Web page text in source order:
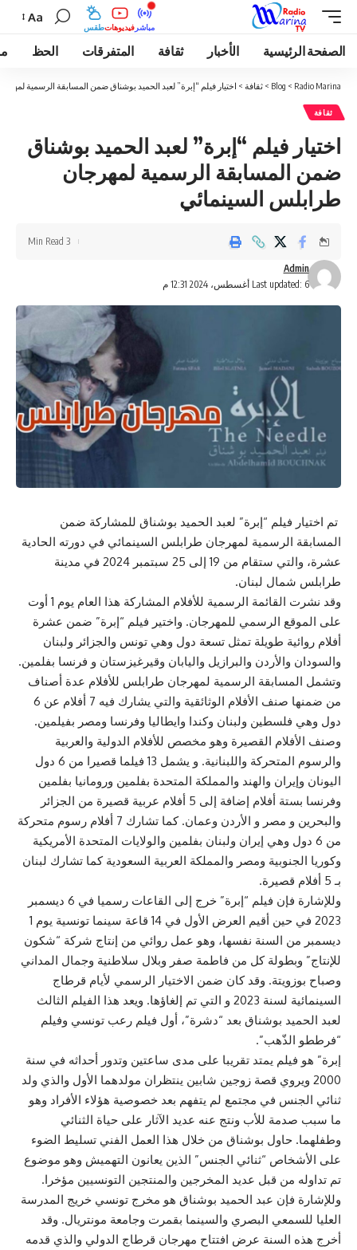
طقسفيديوهات مباشر
Aa
الصفحة الرئيسية الأخبار ثقافة المتفرقات الحظ
Radio Marina
>
Blog
> ثقافة > اختيار فيلم “إبرة” لعبد الحميد بوشناق ضمن المسابقة الرسمية
ثقافة
اختيار فيلم “إبرة” لعبد الحميد بوشناق
ضمن المسابقة الرسمية لمهرجان
طرابلس السينمائي
Last updated: 6 أغسطس، 2024 12:31 م
Admin
3 Min Read
تم اختيار فيلم “إبرة” لعبد الحميد بوشناق للمشاركة ضمن
المسابقة الرسمية لمهرجان طرابلس السينمائي في دورته الحادية
عشرة، والتي ستقام من 19 إلى 25 سبتمبر 2024 في مدينة
طرابلس شمال لبنان.
وقد نشرت القائمة الرسمية للأفلام المشاركة هذا العام يوم 1 أوت
على الموقع الرسمي للمهرجان. واختير فيلم “إبرة” ضمن عشرة
أفلام روائية طويلة تمثل تسعة دول وهي تونس والجزائر ولبنان
والسودان والأردن والبرازيل واليابان وقيرغيزستان و فرنسا بفلمين.
وتشمل المسابقة الرسمية لمهرجان طرابلس للأفلام عدة أصناف
من ضمنها صنف الأفلام الوثائقية والتي يشارك فيه 7 أفلام عن 6
دول وهي فلسطين ولبنان وكندا وايطاليا وفرنسا ومصر بفيلمين.
وصنف الأفلام القصيرة وهو مخصص للأفلام الدولية والعربية
والرسوم المتحركة واللبنانية. و يشمل 13 فيلما قصيرا من 6 دول
اليونان وإيران والهند والمملكة المتحدة بفلمين ورومانيا بفلمين
وفرنسا بستة أفلام إضافة إلى 5 أفلام عربية قصيرة من الجزائر
والبحرين و مصر و الأردن وعمان. كما تشارك 7 أفلام رسوم متحركة
من 6 دول وهي إيران ولبنان بفلمين والولايات المتحدة الأمريكية
وكوريا الجنوبية ومصر والمملكة العربية السعودية كما تشارك لبنان
بـ 5 أفلام قصيرة.
وللإشارة فإن فيلم “إبرة” خرج إلى القاعات رسميا في 6 ديسمبر
2023 في حين أقيم العرض الأول في 14 قاعة سينما تونسية يوم 1
ديسمبر من السنة نفسها، وهو عمل روائي من إنتاج شركة “شكون
للإنتاج” وبطولة كل من فاطمة صفر وبلال سلاطنية وجمال المداني
وصباح بوزويتة. وقد كان ضمن الاختيار الرسمي لأيام قرطاج
السينمائية لسنة 2023 و التي تم إلغاؤها. ويعد هذا الفيلم الثالث
لعبد الحميد بوشناق بعد “دشرة”، أول فيلم رعب تونسي وفيلم
“فرططو الذّهب”.
إبرة” هو فيلم يمتد تقريبا على مدى ساعتين وتدور أحداثه في سنة
2000 ويروي قصة زوجين شابين ينتظران مولدهما الأول والذي ولد
ثنائي الجنس في مجتمع لم يتفهم بعد خصوصية هؤلاء الأفراد وهو
ما سبب صدمة للأب ونتج عنه عديد الآثار على حياة الثنائي
وطفلهما. حاول بوشناق من خلال هذا العمل الفني تسليط الضوء
على الأشخاص “ثنائي الجنس” الذين يعانون التهميش وهو موضوع
تم تداوله من قبل عديد المخرجين والمنتجين التونسيين مؤخرا.
وللإشارة فإن عبد الحميد بوشناق هو مخرج تونسي خريج المدرسة
العليا للسمعي البصري والسينما بقمرت وجامعة مونتريال. وقد
أخرج هذه السنة عرض افتتاح مهرجان قرطاج الدولي والذي قدمه